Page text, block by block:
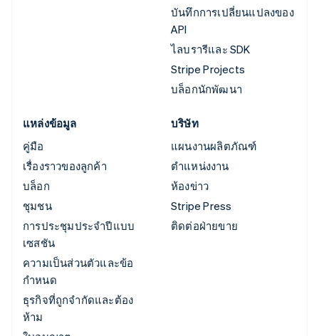
บันทึกการเปลี่ยนแปลงของ
API
ไลบรารีและ SDK
Stripe Projects
บล็อกนักพัฒนา
แหล่งข้อมูล
คู่มือ
เรื่องราวของลูกค้า
บล็อก
ชุมชน
การประชุมประจำปีแบบ
เซสชัน
ความเป็นส่วนตัวและข้อ
กำหนด
ธุรกิจที่ถูกจำกัดและต้อง
ห้าม
บริษัท
แผนงานผลิตภัณฑ์
ตำแหน่งงาน
ห้องข่าว
Stripe Press
ติดต่อฝ่ายขาย